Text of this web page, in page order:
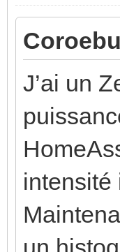
J’ai un
intensité